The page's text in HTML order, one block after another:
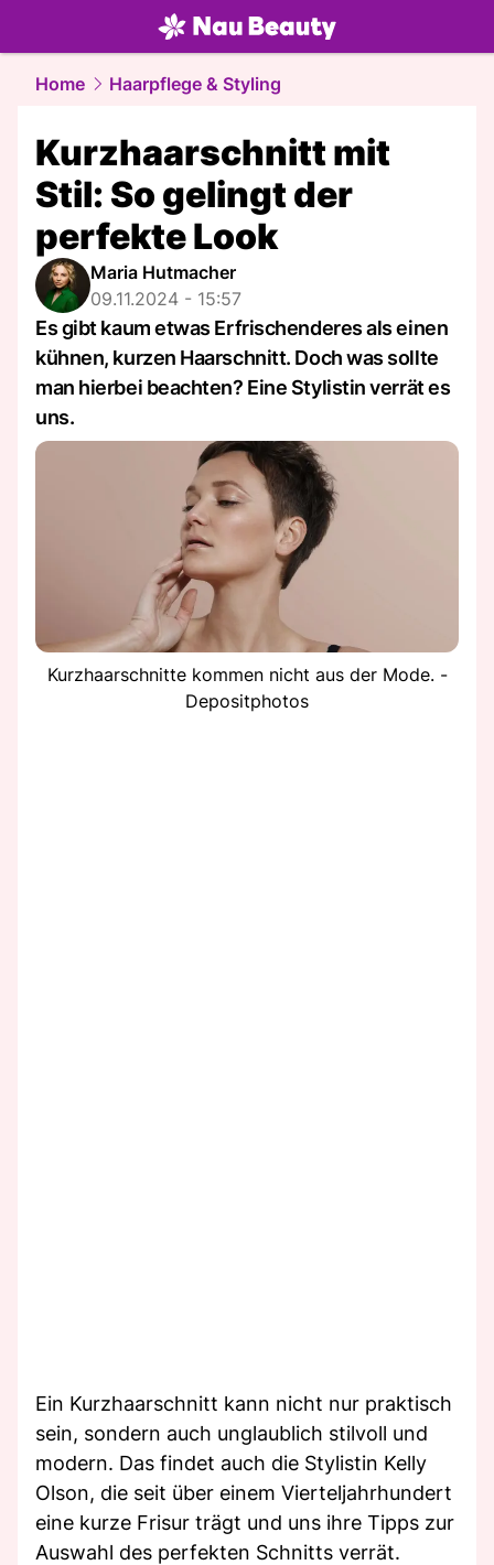
beauty.NAU.ch
Home Haarpflege & Styling
Kurzhaarschnitt mit
Stil: So gelingt der
perfekte Look
Maria Hutmacher
09.11.2024 - 15:57
Es gibt kaum etwas Erfrischenderes als einen
kühnen, kurzen Haarschnitt. Doch was sollte
man hierbei beachten? Eine Stylistin verrät es
uns.
Kurzhaarschnitte kommen nicht aus der Mode. -
Depositphotos
Ein Kurzhaarschnitt kann nicht nur praktisch
sein, sondern auch unglaublich stilvoll und
modern. Das findet auch die Stylistin Kelly
Olson, die seit über einem Vierteljahrhundert
eine kurze Frisur trägt und uns ihre Tipps zur
Auswahl des perfekten Schnitts verrät.